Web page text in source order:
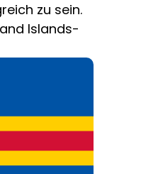
zu sein.
Islands-